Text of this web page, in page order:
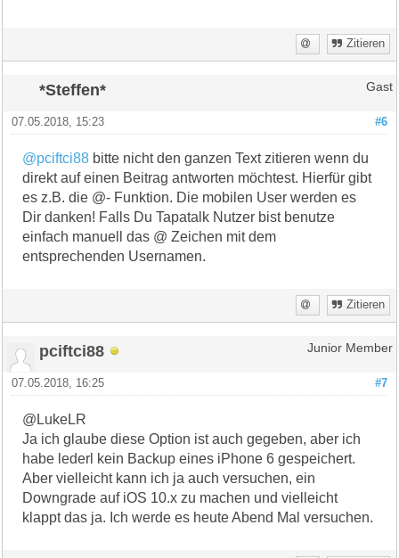
Zitieren
*Steffen* Gast
#6
07.05.2018, 15:23
@pciftci88 bitte nicht den ganzen Text zitieren wenn du
direkt auf einen Beitrag antworten möchtest. Hierfür gibt
es z.B. die @- Funktion. Die mobilen User werden es
Dir danken! Falls Du Tapatalk Nutzer bist benutze
einfach manuell das @ Zeichen mit dem
entsprechenden Usernamen.
Zitieren
pciftci88 Junior Member
#7
07.05.2018, 16:25
@LukeLR
Ja ich glaube diese Option ist auch gegeben, aber ich
habe lederl kein Backup eines iPhone 6 gespeichert.
Aber vielleicht kann ich ja auch versuchen, ein
Downgrade auf iOS 10.x zu machen und vielleicht
klappt das ja. Ich werde es heute Abend Mal versuchen.